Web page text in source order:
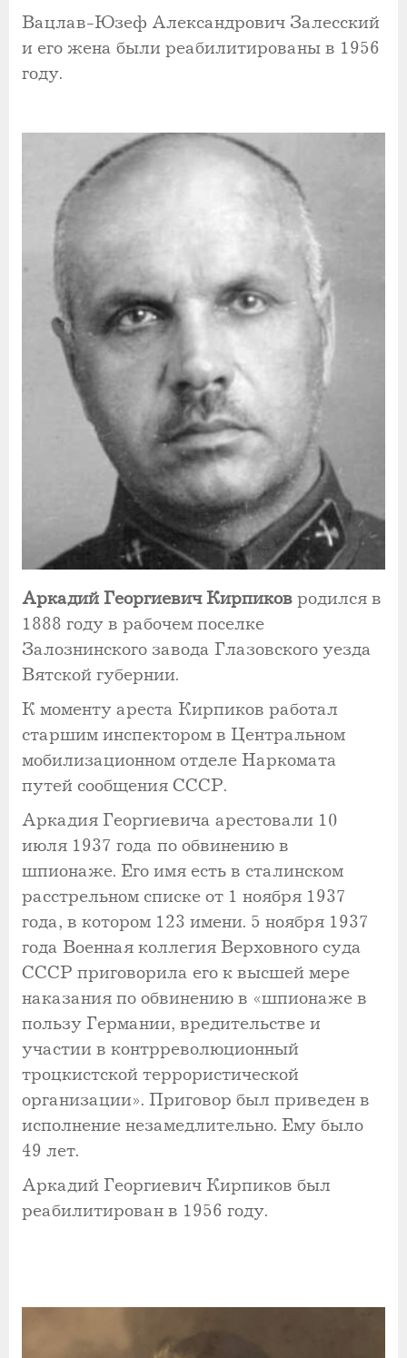
Вацлав-Юзеф Александрович Залесский
и его жена были реабилитированы в 1956
году.
Аркадий Георгиевич Кирпиков родился в
1888 году в рабочем поселке
Залознинского завода Глазовского уезда
Вятской губернии.
К моменту ареста Кирпиков работал
старшим инспектором в Центральном
мобилизационном отделе Наркомата
путей сообщения СССР.
Аркадия Георгиевича арестовали 10
июля 1937 года по обвинению в
шпионаже. Его имя есть в сталинском
расстрельном списке от 1 ноября 1937
года, в котором 123 имени. 5 ноября 1937
года Военная коллегия Верховного суда
СССР приговорила его к высшей мере
наказания по обвинению в «шпионаже в
пользу Германии, вредительстве и
участии в контрреволюционный
троцкистской террористической
организации». Приговор был приведен в
исполнение незамедлительно. Ему было
49 лет.
Аркадий Георгиевич Кирпиков был
реабилитирован в 1956 году.